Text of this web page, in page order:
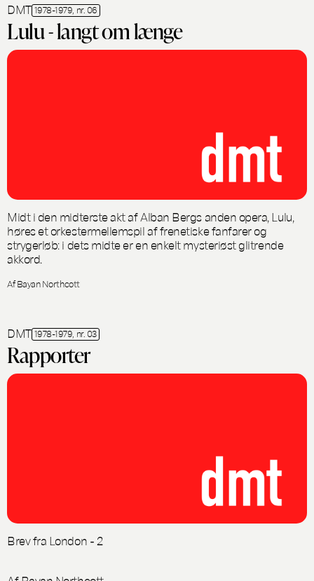
DMT 1978-1979, nr. 06
Lulu - langt om længe
Midt i den midterste akt af Alban Bergs anden opera, Lulu,
høres et orkestermellemspil af frenetiske fanfarer og
strygerløb: i dets midte er en enkelt mysteriøst glitrende
akkord.
Af Bayan Northcott
DMT 1978-1979, nr. 03
Rapporter
Brev fra London - 2